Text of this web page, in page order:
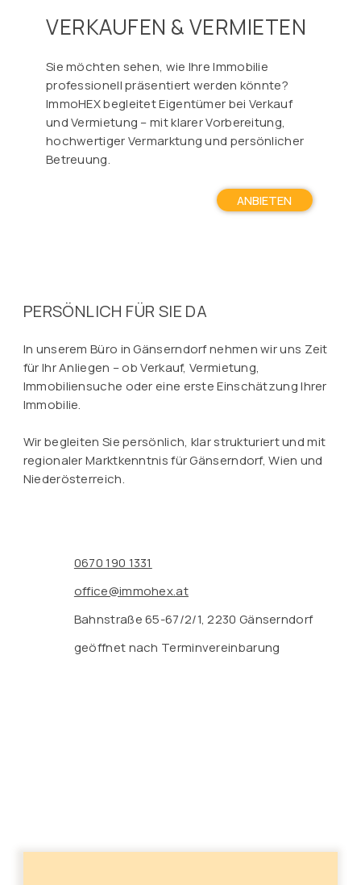
VERKAUFEN & VERMIETEN
Sie möchten sehen, wie Ihre Immobilie
professionell präsentiert werden könnte?
ImmoHEX begleitet Eigentümer bei Verkauf
und Vermietung – mit klarer Vorbereitung,
hochwertiger Vermarktung und persönlicher
Betreuung.
ANBIETEN
PERSÖNLICH FÜR SIE DA
In unserem Büro in Gänserndorf nehmen wir uns Zeit
für Ihr Anliegen – ob Verkauf, Vermietung,
Immobiliensuche oder eine erste Einschätzung Ihrer
Immobilie.
Wir begleiten Sie persönlich, klar strukturiert und mit
regionaler Marktkenntnis für Gänserndorf, Wien und
Niederösterreich.
0670 190 1331
office@immohex.at
Bahnstraße 65-67/2/1, 2230 Gänserndorf
geöffnet nach Terminvereinbarung